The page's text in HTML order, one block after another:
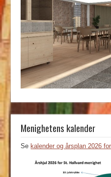
Menighetens kalender
Se kalender og årsplan 2026